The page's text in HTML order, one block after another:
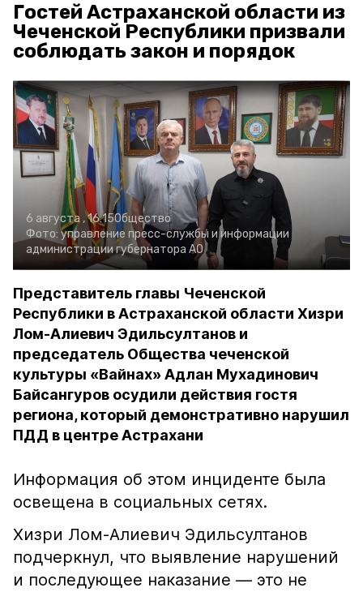
Гостей Астраханской области из
Чеченской Республики призвали
соблюдать закон и порядок
6 августа , 16:15Общество
Фото: управление пресс-службы и информации
администрации губернатора АО
Представитель главы Чеченской
Республики в Астраханской области Хизри
Лом-Алиевич Эдильсултанов и
председатель Общества чеченской
культуры «Вайнах» Адлан Мухадинович
Байсангуров осудили действия гостя
региона, который демонстративно нарушил
ПДД в центре Астрахани
Информация об этом инциденте была
освещена в социальных сетях.
Хизри Лом-Алиевич Эдильсултанов
подчеркнул, что выявление нарушений
и последующее наказание — это не